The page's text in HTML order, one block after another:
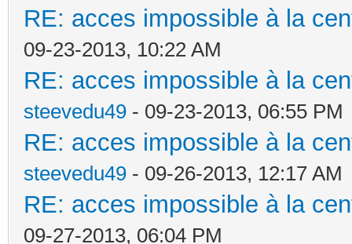
RE: acces impossible à la
09-23-2013, 10:22 AM
RE: acces impossible à la
steevedu49 - 09-23-2013, 06:55 PM
RE: acces impossible à la
steevedu49 - 09-26-2013, 12:17 AM
RE: acces impossible à la
09-27-2013, 06:04 PM